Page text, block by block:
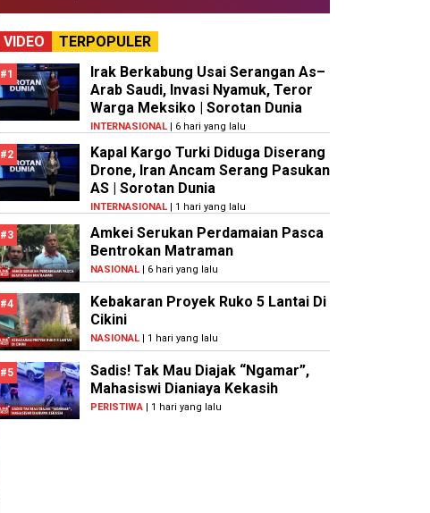
VIDEO TERPOPULER
#1
Irak Berkabung Usai Serangan As–
Arab Saudi, Invasi Nyamuk, Teror
Warga Meksiko | Sorotan Dunia
INTERNASIONAL| 6 hari yang lalu
#2
Kapal Kargo Turki Diduga Diserang
Drone, Iran Ancam Serang Pasukan
AS | Sorotan Dunia
INTERNASIONAL| 1 hari yang lalu
#3
Amkei Serukan Perdamaian Pasca
Bentrokan Matraman
NASIONAL| 6 hari yang lalu
#4
Kebakaran Proyek Ruko 5 Lantai Di
Cikini
NASIONAL| 1 hari yang lalu
#5
Sadis! Tak Mau Diajak “Ngamar”,
Mahasiswi Dianiaya Kekasih
PERISTIWA| 1 hari yang lalu